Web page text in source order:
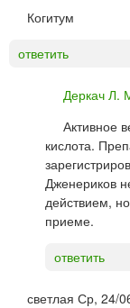
Когитум
ответить
Деркач Л.
Активное
кислота.
Дженериков
действием,
приеме.
ответить
светлая Ср, 24/